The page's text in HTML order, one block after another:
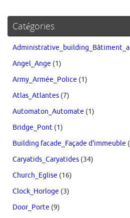
Catégories
Angel_Ange (1)
Army_Armée_Police (1)
Atlas_Atlantes (7)
Automaton_Automate (1)
Bridge_Pont (1)
Building facade_Façade d'immeuble
Caryatids_Caryatides (34)
Church_Eglise (16)
Clock_Horloge (3)
Door_Porte (9)